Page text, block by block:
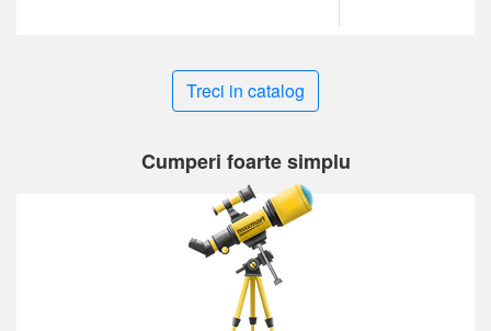
Treci in catalog
Cumperi foarte simplu